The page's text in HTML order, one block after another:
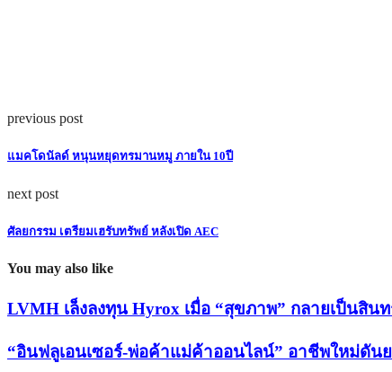
previous post
แมคโดนัลด์ หนุนหยุดทรมานหมู ภายใน 10ปี
next post
ศัลยกรรม เตรียมเฮรับทรัพย์ หลังเปิด AEC
You may also like
LVMH เล็งลงทุน Hyrox เมื่อ “สุขภาพ” กลายเป็นสิ
“อินฟลูเอนเซอร์-พ่อค้าแม่ค้าออนไลน์” อาชีพใหม่ดัน